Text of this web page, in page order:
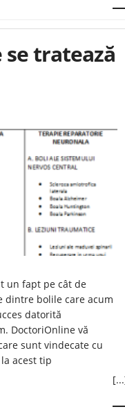
tratează
un fapt pe cât de
dintre bolile care acum
datorită
DoctoriOnline vă
sunt vindecate cu
acest tip